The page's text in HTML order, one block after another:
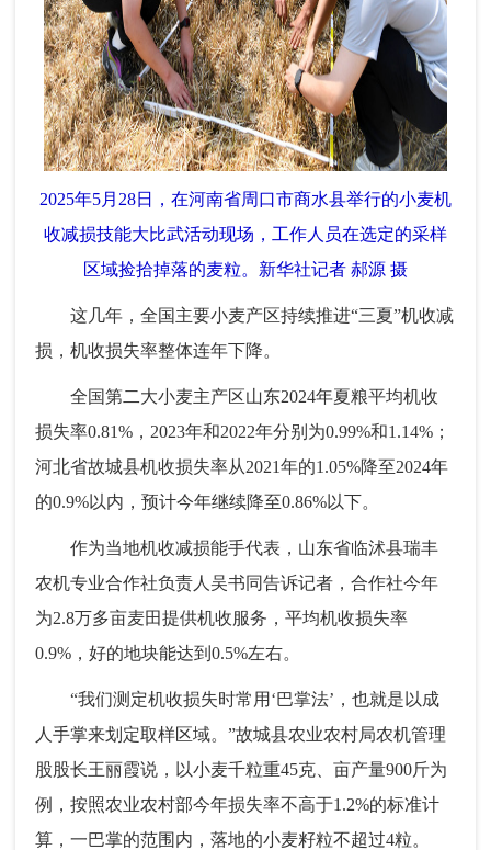
2025年5月28日，在河南省周口市商水县举行的小麦机
收减损技能大比武活动现场，工作人员在选定的采样
区域捡拾掉落的麦粒。新华社记者 郝源 摄
这几年，全国主要小麦产区持续推进“三夏”机收减
损，机收损失率整体连年下降。
全国第二大小麦主产区山东2024年夏粮平均机收
损失率0.81%，2023年和2022年分别为0.99%和1.14%；
河北省故城县机收损失率从2021年的1.05%降至2024年
的0.9%以内，预计今年继续降至0.86%以下。
作为当地机收减损能手代表，山东省临沭县瑞丰
农机专业合作社负责人吴书同告诉记者，合作社今年
为2.8万多亩麦田提供机收服务，平均机收损失率
0.9%，好的地块能达到0.5%左右。
“我们测定机收损失时常用‘巴掌法’，也就是以成
人手掌来划定取样区域。”故城县农业农村局农机管理
股股长王丽霞说，以小麦千粒重45克、亩产量900斤为
例，按照农业农村部今年损失率不高于1.2%的标准计
算，一巴掌的范围内，落地的小麦籽粒不超过4粒。